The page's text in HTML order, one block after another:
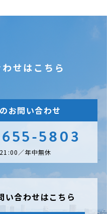
せはこちら
お問い合わせ
5803
／年中無休
い合わせはこちら